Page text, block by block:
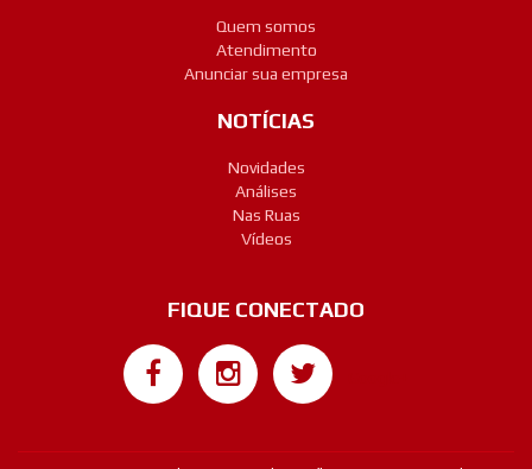
Quem somos
Atendimento
Anunciar sua empresa
NOTÍCIAS
Novidades
Análises
Nas Ruas
Vídeos
FIQUE CONECTADO